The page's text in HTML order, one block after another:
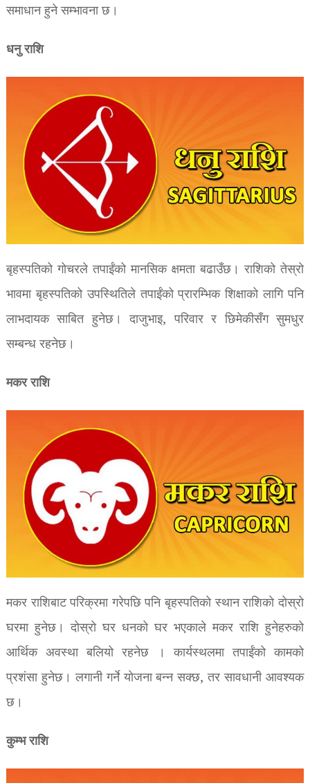
समाधान हुने सम्भावना छ।
धनु राशि
बृहस्पतिको गोचरले तपाईंको मानसिक क्षमता बढाउँछ। राशिको तेस्रो
भावमा बृहस्पतिको उपस्थितिले तपाईंको प्रारम्भिक शिक्षाको लागि पनि
लाभदायक साबित हुनेछ। दाजुभाइ, परिवार र छिमेकीसँग सुमधुर
सम्बन्ध रहनेछ।
मकर राशि
मकर राशिबाट परिक्रमा गरेपछि पनि बृहस्पतिको स्थान राशिको दोस्रो
घरमा हुनेछ। दोस्रो घर धनको घर भएकाले मकर राशि हुनेहरुको
आर्थिक अवस्था बलियो रहनेछ । कार्यस्थलमा तपाईंको कामको
प्रशंसा हुनेछ। लगानी गर्ने योजना बन्न सक्छ, तर सावधानी आवश्यक
छ।
कुम्भ राशि